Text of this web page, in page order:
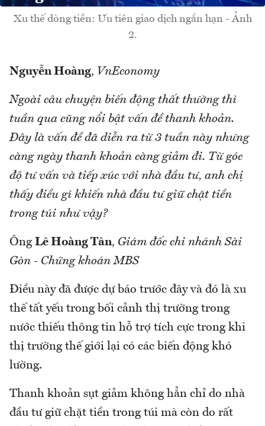
Xu thế dòng tiền: Ưu tiên giao dịch ngắn hạn - Ảnh
2.
Nguyễn Hoàng, VnEconomy
Ngoài câu chuyện biến động thất thường thì
tuần qua cũng nổi bật vấn đề thanh khoản.
Đây là vấn đề đã diễn ra từ 3 tuần này nhưng
càng ngày thanh khoản càng giảm đi. Từ góc
độ tư vấn và tiếp xúc với nhà đầu tư, anh chị
thấy điều gì khiến nhà đầu tư giữ chặt tiền
trong túi như vậy?
Ông Lê Hoàng Tân, Giám đốc chi nhánh Sài
Gòn - Chứng khoán MBS
Điều này đã được dự báo trước đây và đó là xu
thế tất yếu trong bối cảnh thị trường trong
nước thiếu thông tin hỗ trợ tích cực trong khi
thị trường thế giới lại có các biến động khó
lường.
Thanh khoản sụt giảm không hẳn chỉ do nhà
đầu tư giữ chặt tiền trong túi mà còn do rất